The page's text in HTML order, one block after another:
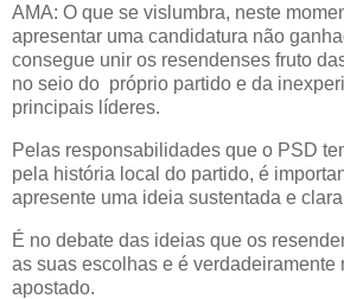
AMA: O que se vislumbra, neste
apresentar uma candidatura não
consegue unir os resendenses fruto
no seio do próprio partido e da
principais líderes.
Pelas responsabilidades que o PSD
pela história local do partido, é
apresente uma ideia sustentada e
É no debate das ideias que os
as suas escolhas e é verdadeiramente
apostado.